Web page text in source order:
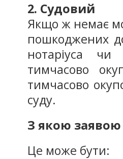
2. Судовий
Якщо ж немає
пошкоджених
нотаріуса чи
тимчасово
тимчасово
суду.
З якою заявою
Це може бути: